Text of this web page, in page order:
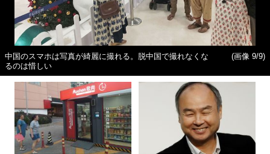
中国のスマホは写真が綺麗に撮れる。脱中国で撮れなくな
るのは惜しい
(画像 9/9)